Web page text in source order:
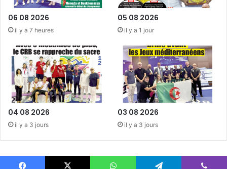
06 08 2026
il y a 7 heures
05 08 2026
il y a 1 jour
04 08 2026
il y a 3 jours
03 08 2026
il y a 3 jours